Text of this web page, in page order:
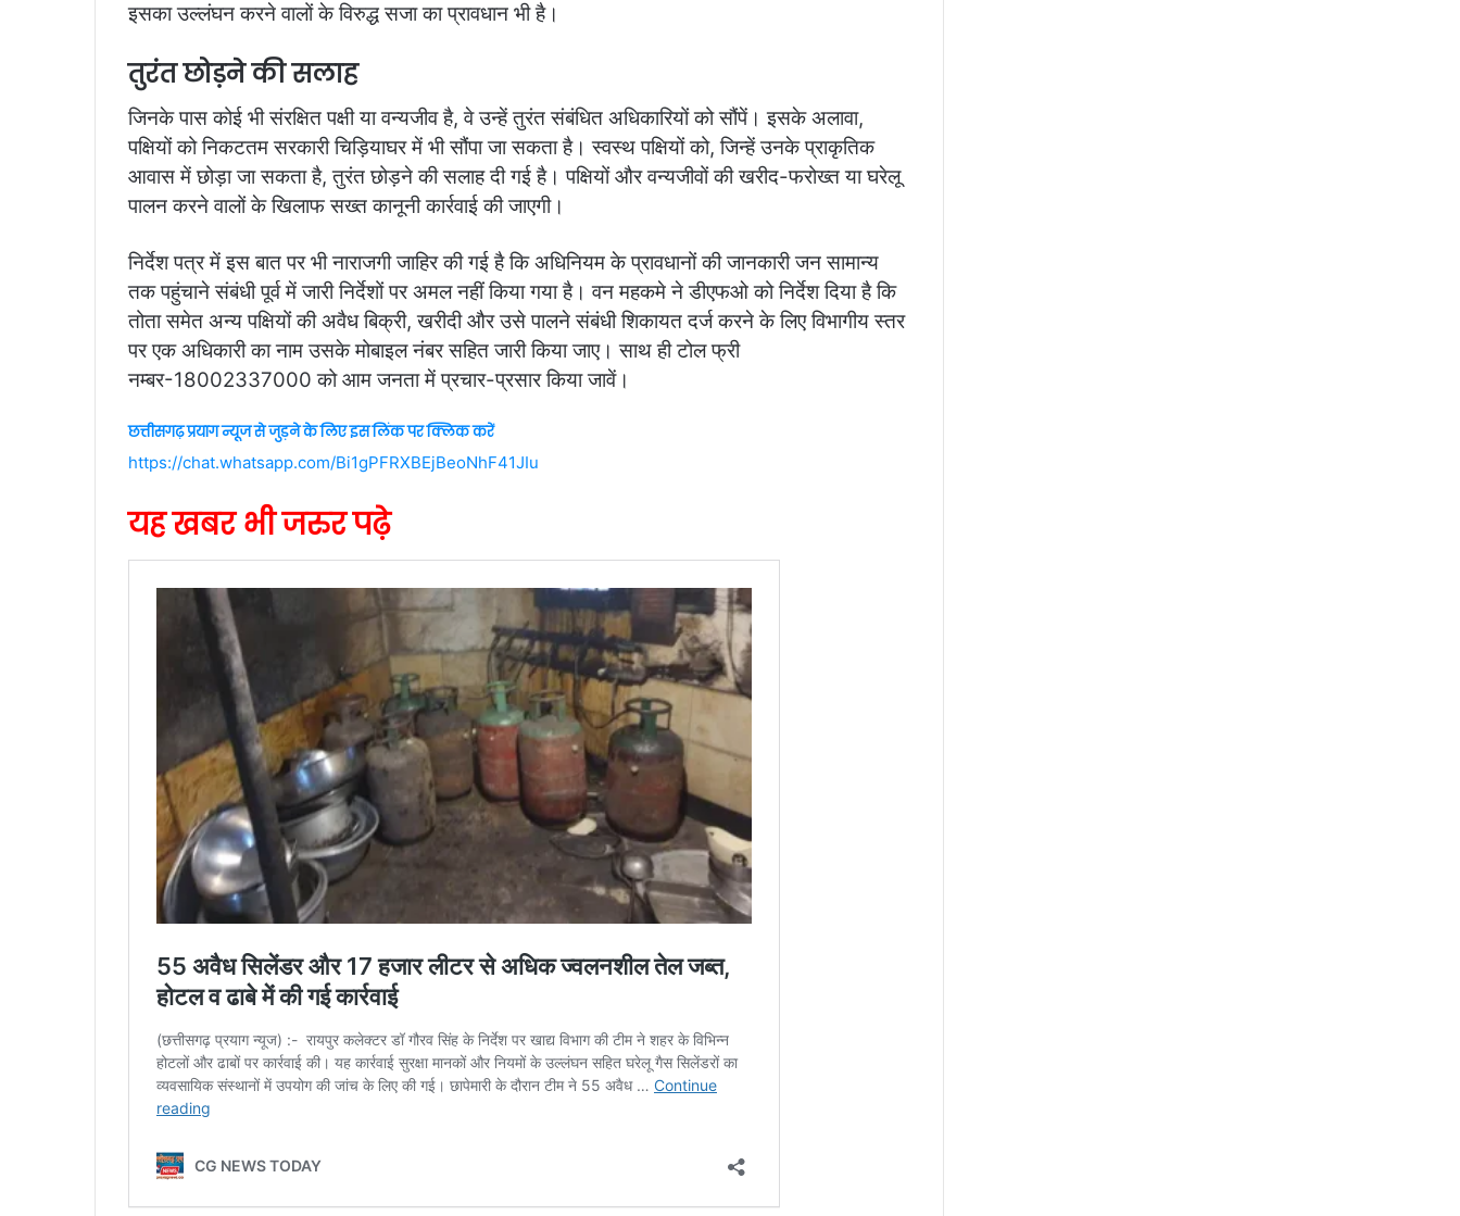
इसका उल्लंघन करने वालों के विरुद्ध सजा का प्रावधान भी है।
तुरंत छोड़ने की सलाह
जिनके पास कोई भी संरक्षित पक्षी या वन्यजीव है, वे उन्हें तुरंत संबंधित अधिकारियों को सौंपें। इसके अलावा,
पक्षियों को निकटतम सरकारी चिड़ियाघर में भी सौंपा जा सकता है। स्वस्थ पक्षियों को, जिन्हें उनके प्राकृतिक
आवास में छोड़ा जा सकता है, तुरंत छोड़ने की सलाह दी गई है। पक्षियों और वन्यजीवों की खरीद-फरोख्त या घरेलू
पालन करने वालों के खिलाफ सख्त कानूनी कार्रवाई की जाएगी।
निर्देश पत्र में इस बात पर भी नाराजगी जाहिर की गई है कि अधिनियम के प्रावधानों की जानकारी जन सामान्य
तक पहुंचाने संबंधी पूर्व में जारी निर्देशों पर अमल नहीं किया गया है। वन महकमे ने डीएफओ को निर्देश दिया है कि
तोता समेत अन्य पक्षियों की अवैध बिक्री, खरीदी और उसे पालने संबंधी शिकायत दर्ज करने के लिए विभागीय स्तर
पर एक अधिकारी का नाम उसके मोबाइल नंबर सहित जारी किया जाए। साथ ही टोल फ्री
नम्बर-18002337000 को आम जनता में प्रचार-प्रसार किया जावें।
छत्तीसगढ़ प्रयाग न्यूज से जुड़ने के लिए इस लिंक पर क्लिक करें
https://chat.whatsapp.com/Bi1gPFRXBEjBeoNhF41JIu
यह खबर भी जरुर पढ़े